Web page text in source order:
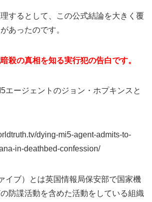
するとして、この公式結論を大きく覆
あったのです。
殺の真相を知る実行犯の告白です。
エージェントのジョン・ホプキンスと
dying-mi5-agent-admits-to-
in-deathbed-confession/
イブ）とは英国情報局保安部で国家機
防諜活動を含めた活動をしている組織